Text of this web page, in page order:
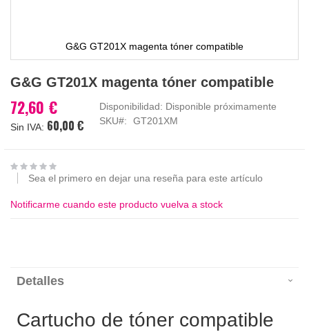
G&G GT201X magenta tóner compatible
al
de
la
imágenes
G&G GT201X magenta tóner compatible
72,60 €
60,00 €
Disponibilidad: Disponible próximamente
SKU
GT201XM
Sea el primero en dejar una reseña para este artículo
Notificarme cuando este producto vuelva a stock
Detalles
Cartucho de tóner compatible